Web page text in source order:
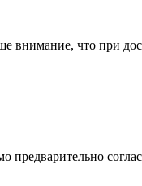
что при
предварительно